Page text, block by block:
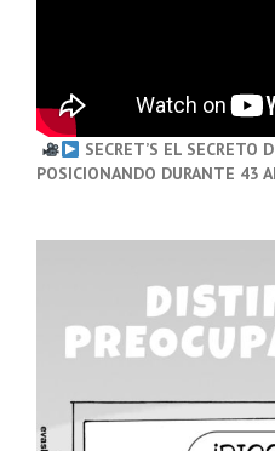
SECRET’S EL SECRETO
POSICIONANDO DURANTE 43